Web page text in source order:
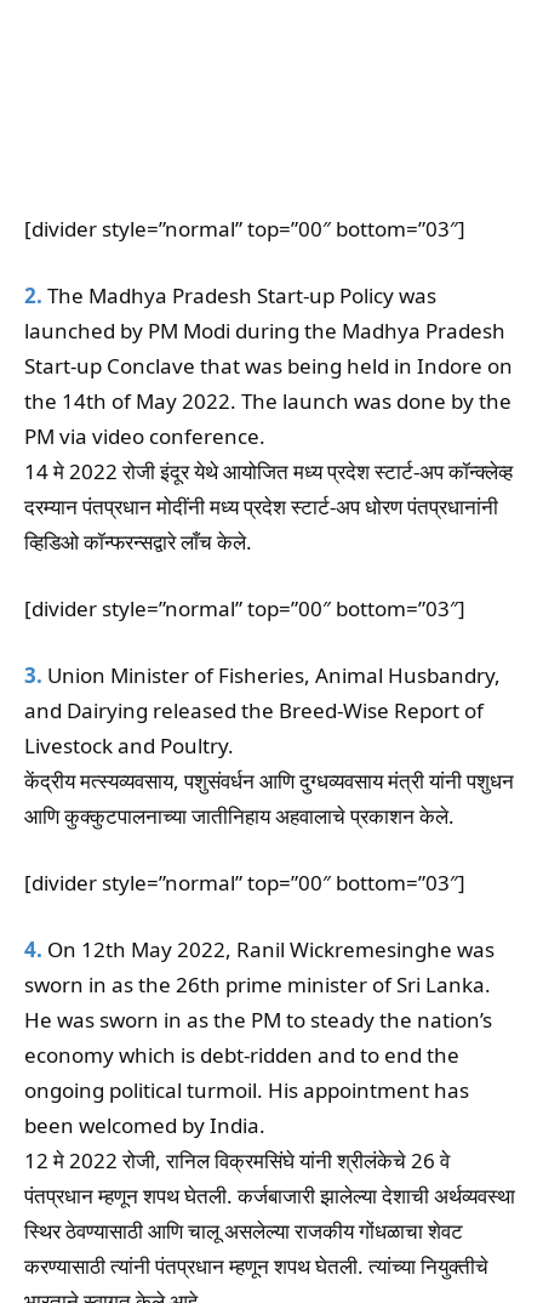
[divider style=”normal” top=”00″ bottom=”03″]
2. The Madhya Pradesh Start-up Policy was
launched by PM Modi during the Madhya Pradesh
Start-up Conclave that was being held in Indore on
the 14th of May 2022. The launch was done by the
PM via video conference.
14 मे 2022 रोजी इंदूर येथे आयोजित मध्य प्रदेश स्टार्ट-अप कॉन्क्लेव्ह
दरम्यान पंतप्रधान मोदींनी मध्य प्रदेश स्टार्ट-अप धोरण पंतप्रधानांनी
व्हिडिओ कॉन्फरन्सद्वारे लाँच केले.
[divider style=”normal” top=”00″ bottom=”03″]
3. Union Minister of Fisheries, Animal Husbandry,
and Dairying released the Breed-Wise Report of
Livestock and Poultry.
केंद्रीय मत्स्यव्यवसाय, पशुसंवर्धन आणि दुग्धव्यवसाय मंत्री यांनी पशुधन
आणि कुक्कुटपालनाच्या जातीनिहाय अहवालाचे प्रकाशन केले.
[divider style=”normal” top=”00″ bottom=”03″]
4. On 12th May 2022, Ranil Wickremesinghe was
sworn in as the 26th prime minister of Sri Lanka.
He was sworn in as the PM to steady the nation’s
economy which is debt-ridden and to end the
ongoing political turmoil. His appointment has
been welcomed by India.
12 मे 2022 रोजी, रानिल विक्रमसिंघे यांनी श्रीलंकेचे 26 वे
पंतप्रधान म्हणून शपथ घेतली. कर्जबाजारी झालेल्या देशाची अर्थव्यवस्था
स्थिर ठेवण्यासाठी आणि चालू असलेल्या राजकीय गोंधळाचा शेवट
करण्यासाठी त्यांनी पंतप्रधान म्हणून शपथ घेतली. त्यांच्या नियुक्तीचे